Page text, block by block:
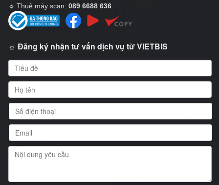
☼ Thuê máy scan: 089 6688 636
☼ Đăng ký nhận tư vấn dịch vụ từ VIETBIS